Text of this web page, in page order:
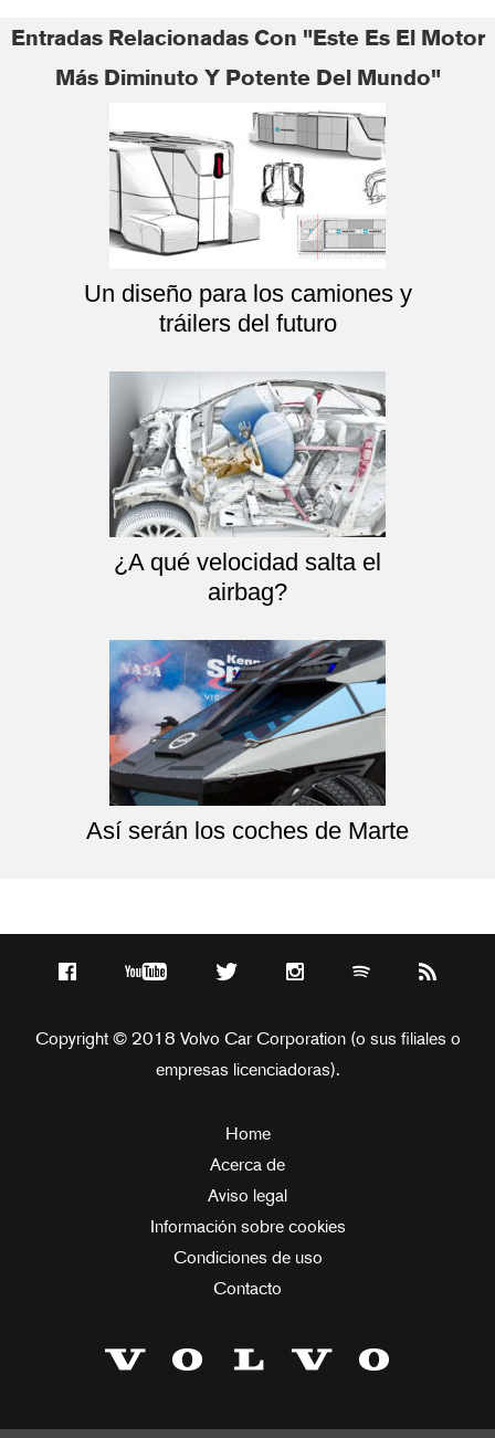
Entradas Relacionadas Con "Este Es El Motor
Más Diminuto Y Potente Del Mundo"
Un diseño para los camiones y
tráilers del futuro
¿A qué velocidad salta el
airbag?
Así serán los coches de Marte
Copyright © 2018 Volvo Car Corporation (o sus filiales o
empresas licenciadoras).
Home
Acerca de
Aviso legal
Información sobre cookies
Condiciones de uso
Contacto